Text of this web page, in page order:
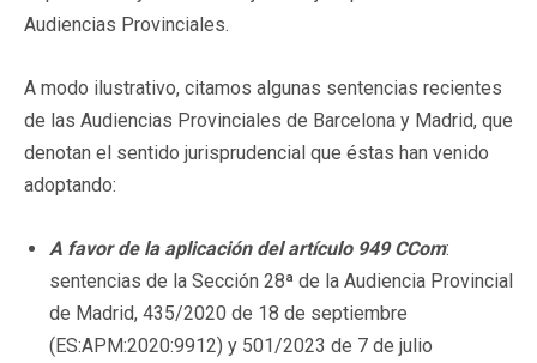
Audiencias Provinciales.
A modo ilustrativo, citamos algunas sentencias recientes
de las Audiencias Provinciales de Barcelona y Madrid, que
denotan el sentido jurisprudencial que éstas han venido
adoptando:
A favor de la aplicación del artículo 949 CCom:
sentencias de la Sección 28ª de la Audiencia Provincial
de Madrid, 435/2020 de 18 de septiembre
(ES:APM:2020:9912) y 501/2023 de 7 de julio